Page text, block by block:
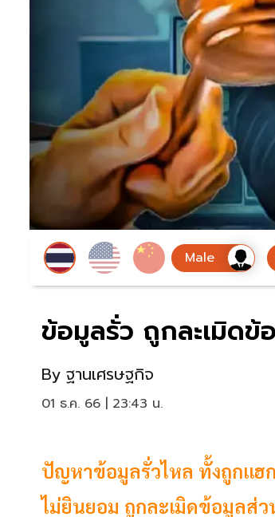
ข้อมูลรั่ว ถูกละเมิด
By ฐานเศรษฐกิจ
01 ธ.ค. 66 | 23:43 น.
ปัญหาข้อมูลรั่วไหล ทั้งถูกแฮ
ไม่ยินยอม ถูกละเมิดข้อมูลส่